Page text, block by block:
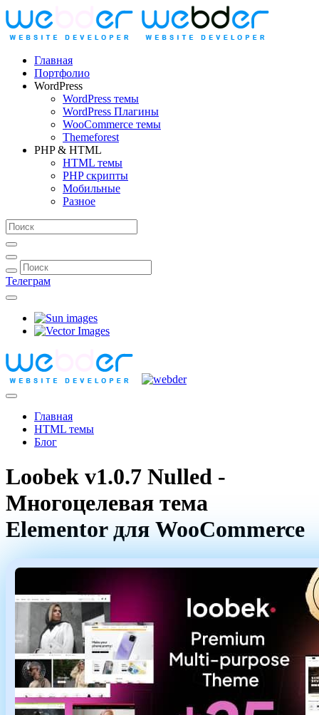
Главная
Портфолио
WordPress
WordPress темы
WordPress Плагины
WooCommerce темы
Themeforest
PHP & HTML
HTML темы
PHP скрипты
Мобильные
Разное
Телеграм
Главная
HTML темы
Блог
Loobek v1.0.7 Nulled -
Многоцелевая тема
Elementor для WooCommerce